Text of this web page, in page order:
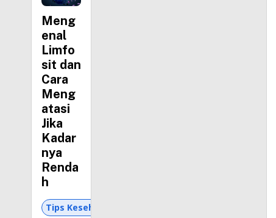
Meng
enal
Limfo
sit dan
Cara
Meng
atasi
Jika
Kadar
nya
Renda
h
Tips Kesehatan dan Asuransi